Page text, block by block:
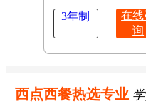
3年制
在线
询
西点西餐热选专业